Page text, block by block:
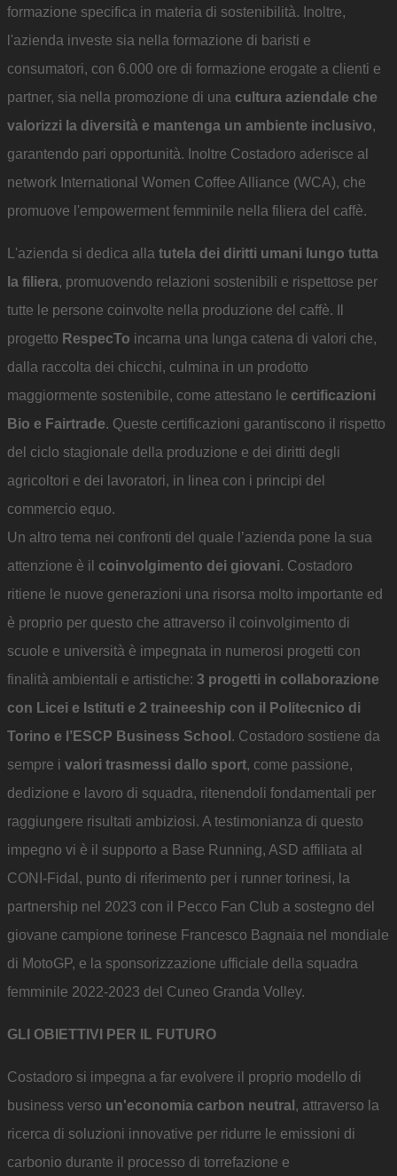
formazione specifica in materia di sostenibilità. Inoltre,
l'azienda investe sia nella formazione di baristi e
consumatori, con 6.000 ore di formazione erogate a clienti e
partner, sia nella promozione di una cultura aziendale che
valorizzi la diversità e mantenga un ambiente inclusivo,
garantendo pari opportunità. Inoltre Costadoro aderisce al
network International Women Coffee Alliance (WCA), che
promuove l'empowerment femminile nella filiera del caffè.
L'azienda si dedica alla tutela dei diritti umani lungo tutta
la filiera, promuovendo relazioni sostenibili e rispettose per
tutte le persone coinvolte nella produzione del caffè. Il
progetto RespecTo incarna una lunga catena di valori che,
dalla raccolta dei chicchi, culmina in un prodotto
maggiormente sostenibile, come attestano le certificazioni
Bio e Fairtrade. Queste certificazioni garantiscono il rispetto
del ciclo stagionale della produzione e dei diritti degli
agricoltori e dei lavoratori, in linea con i principi del
commercio equo.
Un altro tema nei confronti del quale l’azienda pone la sua
attenzione è il coinvolgimento dei giovani. Costadoro
ritiene le nuove generazioni una risorsa molto importante ed
è proprio per questo che attraverso il coinvolgimento di
scuole e università è impegnata in numerosi progetti con
finalità ambientali e artistiche: 3 progetti in collaborazione
con Licei e Istituti e 2 traineeship con il Politecnico di
Torino e l’ESCP Business School . Costadoro sostiene da
sempre i valori trasmessi dallo sport, come passione,
dedizione e lavoro di squadra, ritenendoli fondamentali per
raggiungere risultati ambiziosi. A testimonianza di questo
impegno vi è il supporto a Base Running, ASD affiliata al
CONI-Fidal, punto di riferimento per i runner torinesi, la
partnership nel 2023 con il Pecco Fan Club a sostegno del
giovane campione torinese Francesco Bagnaia nel mondiale
di MotoGP, e la sponsorizzazione ufficiale della squadra
femminile 2022-2023 del Cuneo Granda Volley.
GLI OBIETTIVI PER IL FUTURO
Costadoro si impegna a far evolvere il proprio modello di
business verso un'economia carbon neutral , attraverso la
ricerca di soluzioni innovative per ridurre le emissioni di
carbonio durante il processo di torrefazione e